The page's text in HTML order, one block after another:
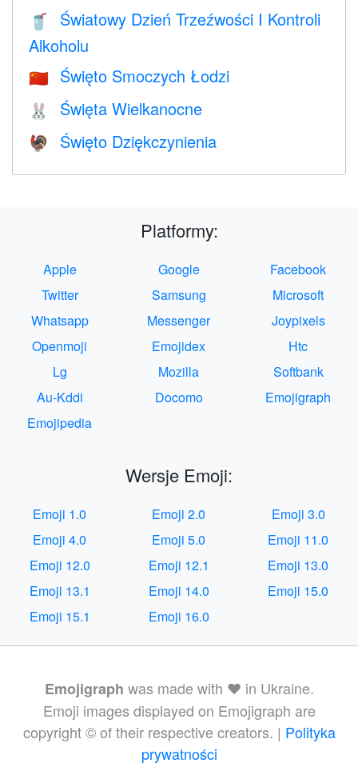
🥤
Światowy Dzień Trzeźwości I Kontroli
Alkoholu
🇨🇳 Święto Smoczych Łodzi
🐰 Święta Wielkanocne
🦃 Święto Dziękczynienia
Platformy:
Apple Google
Facebook
Twitter
Samsung
Microsoft
Whatsapp
Messenger
Joypixels
Openmoji
Emojidex
Htc
Lg
Mozilla
Softbank
Au-Kddi
Docomo
Emojigraph
Emojipedia
Wersje Emoji:
Emoji 1.0 Emoji 2.0
Emoji 3.0
Emoji 4.0
Emoji 5.0
Emoji 11.0
Emoji 12.0
Emoji 12.1
Emoji 13.0
Emoji 13.1
Emoji 14.0
Emoji 15.0
Emoji 15.1
Emoji 16.0
Emojigraph was made with ❤️ in Ukraine.
Emoji images displayed on Emojigraph are
copyright © of their respective creators. | Polityka
prywatności